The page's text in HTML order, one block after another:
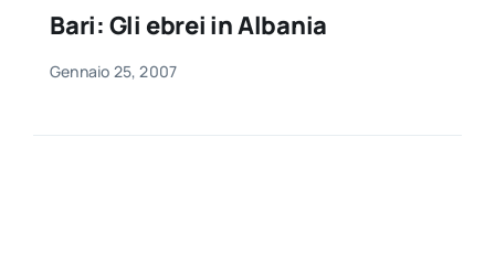
Bari: Gli ebrei in Albania
Gennaio 25, 2007